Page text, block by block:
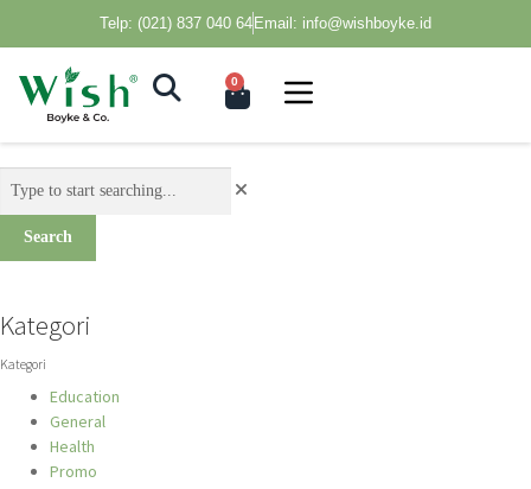
Telp: (021) 837 040 64 Email: info@wishboyke.id
0
Search
Kategori
Kategori
Education
General
Health
Promo